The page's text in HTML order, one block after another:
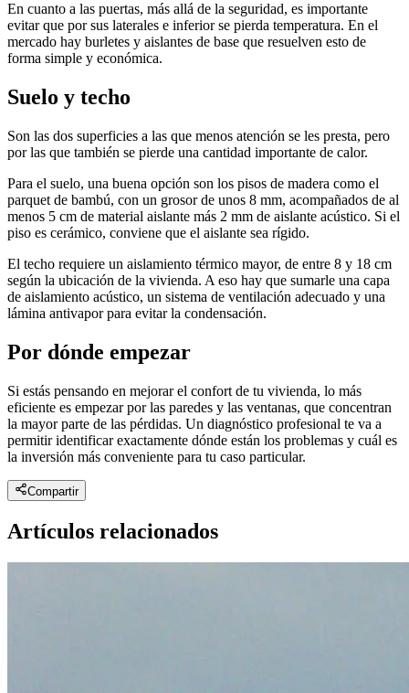
En cuanto a las puertas, más allá de la seguridad, es importante
evitar que por sus laterales e inferior se pierda temperatura. En el
mercado hay burletes y aislantes de base que resuelven esto de
forma simple y económica.
Suelo y techo
Son las dos superficies a las que menos atención se les presta, pero
por las que también se pierde una cantidad importante de calor.
Para el suelo, una buena opción son los pisos de madera como el
parquet de bambú, con un grosor de unos 8 mm, acompañados de al
menos 5 cm de material aislante más 2 mm de aislante acústico. Si el
piso es cerámico, conviene que el aislante sea rígido.
El techo requiere un aislamiento térmico mayor, de entre 8 y 18 cm
según la ubicación de la vivienda. A eso hay que sumarle una capa
de aislamiento acústico, un sistema de ventilación adecuado y una
lámina antivapor para evitar la condensación.
Por dónde empezar
Si estás pensando en mejorar el confort de tu vivienda, lo más
eficiente es empezar por las paredes y las ventanas, que concentran
la mayor parte de las pérdidas. Un diagnóstico profesional te va a
permitir identificar exactamente dónde están los problemas y cuál es
la inversión más conveniente para tu caso particular.
Compartir
Artículos relacionados